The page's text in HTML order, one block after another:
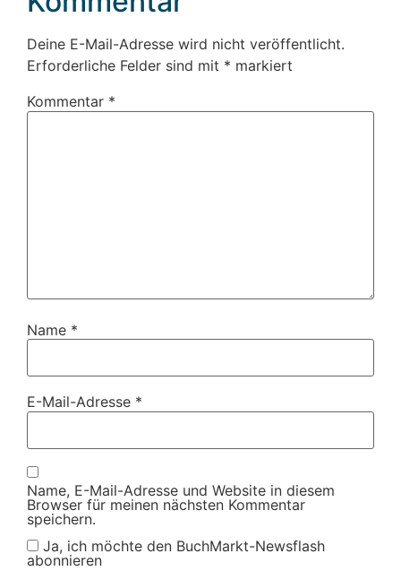
Deine E-Mail-Adresse wird nicht veröffentlicht.
Erforderliche Felder sind mit * markiert
Kommentar *
Name *
E-Mail-Adresse *
Name, E-Mail-Adresse und Website in diesem
Browser für meinen nächsten Kommentar
speichern.
Ja, ich möchte den BuchMarkt-Newsflash
abonnieren